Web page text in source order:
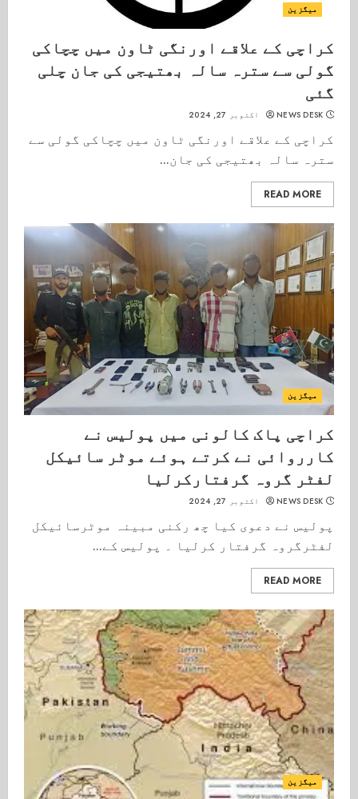
میگزین
کراچی کے علاقے اورنگی ٹاون میں چچاکی
گولی سے سترہ سالہ بھتیجی کی جان چلی
گئی
NEWS DESK اکتوبر 27, 2024
کراچی کے علاقے اورنگی ٹاون میں چچاکی گولی سے
سترہ سالہ بھتیجی کی جان...
READ MORE
میگزین
کراچی پاک کالونی میں پولیس نے
کارروائی نے کرتے ہوئے موٹر سائیکل
لفٹر گروہ گرفتارکرلیا
NEWS DESK اکتوبر 27, 2024
پولیس نے دعوی کیا چھ رکنی مبینہ موٹرسائیکل
لفٹرگروہ گرفتار کرلیا ۔ پولیس کے...
READ MORE
میگزین